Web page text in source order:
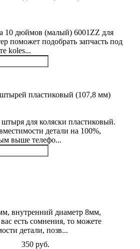
10 дюймов (малый) 6001ZZ для
поможет подобрать запчасть под
koles...
пластиковый (107,8 мм)
штыря для коляски пластиковый.
детали на 100%,
выше телефо...
внутренний диаметр 8мм,
есть сомнения, то можете
детали, позв...
350 руб.